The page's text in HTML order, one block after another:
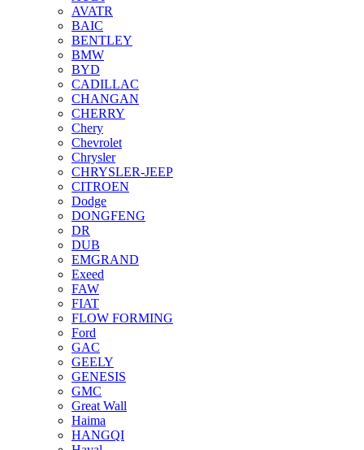
AVATR
BAIC
BENTLEY
BMW
BYD
CADILLAC
CHANGAN
CHERRY
Chery
Chevrolet
Chrysler
CHRYSLER-JEEP
CITROEN
Dodge
DONGFENG
DR
DUB
EMGRAND
Exeed
FAW
FIAT
FLOW FORMING
Ford
GAC
GEELY
GENESIS
GMC
Great Wall
Haima
HANGQI